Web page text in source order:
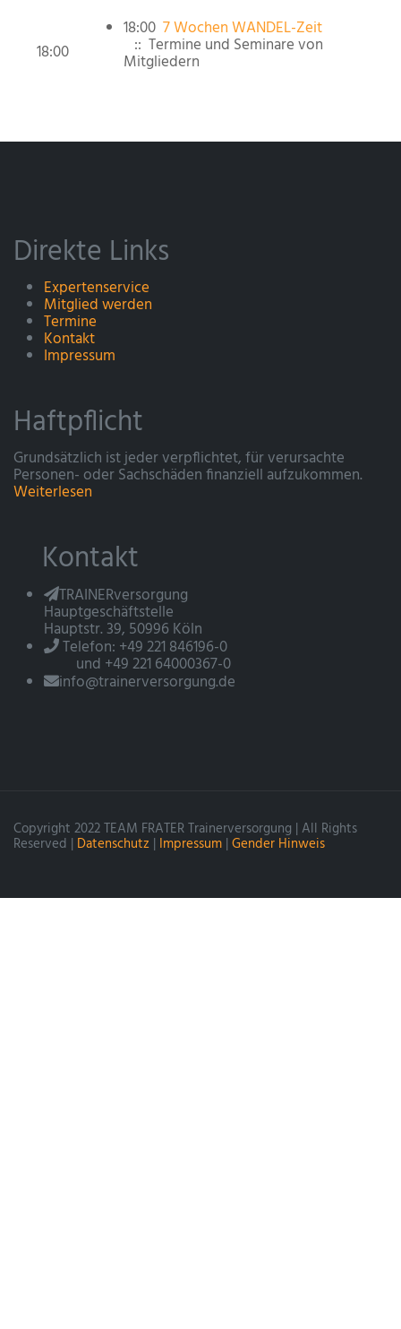
18:00
18:00 7 Wochen WANDEL-Zeit
:: Termine und Seminare von
Mitgliedern
Direkte Links
Expertenservice
Mitglied werden
Termine
Kontakt
Impressum
Haftpflicht
Grundsätzlich ist jeder verpflichtet, für verursachte
Personen- oder Sachschäden finanziell aufzukommen.
Weiterlesen
Kontakt
TRAINERversorgung
Hauptgeschäftstelle
Hauptstr. 39, 50996 Köln
Telefon: +49 221 846196-0
und +49 221 64000367-0
info@trainerversorgung.de
Copyright 2022 TEAM FRATER Trainerversorgung | All Rights
Reserved | Datenschutz | Impressum | Gender Hinweis